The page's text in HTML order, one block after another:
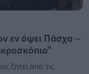
εν όψει Πάσχα –
ζητεί από τις